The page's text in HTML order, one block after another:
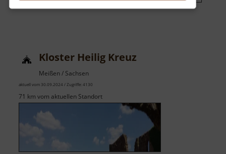
Kloster Heilig Kreuz
Meißen / Sachsen
aktuell vom 30.09.2024 / Zugriffe: 4130
71 km vom aktuellen Standort